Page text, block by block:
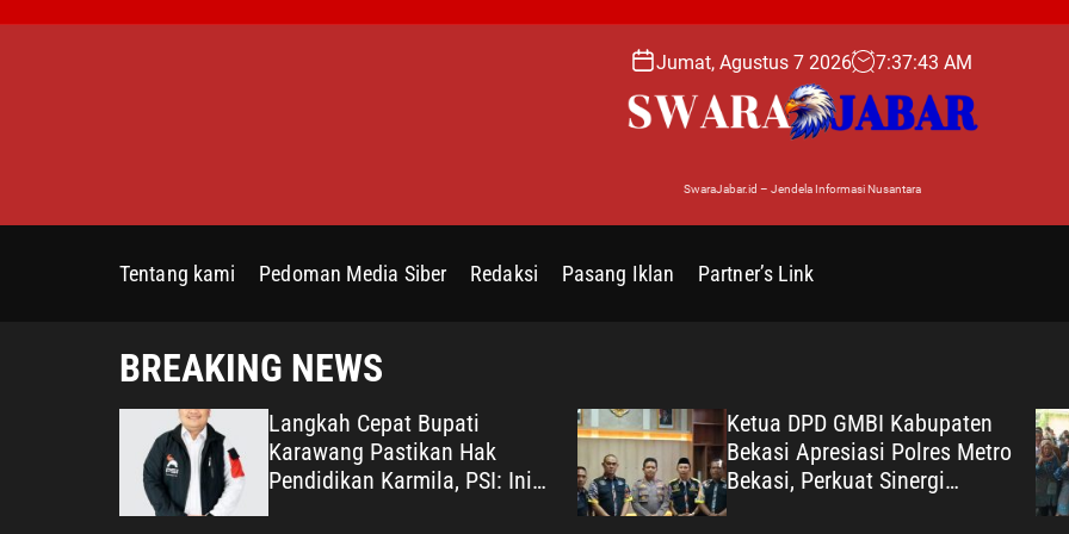
o
Jumat, Agustus 7 2026 7:37:44 AM
SwaraJabar.id – Jendela Informasi Nusantara
Tentang kami Pedoman Media Siber Redaksi Pasang Iklan Partner’s Link
BREAKING NEWS
Langkah Cepat Bupati
Karawang Pastikan Hak
Pendidikan Karmila, PSI: Ini
Teladan Pelayanan Publik yang
Ketua DPD GMBI Kabupaten
Bekasi Apresiasi Polres Metro
Bekasi, Perkuat Sinergi
Masyarakat dan Kepolisian